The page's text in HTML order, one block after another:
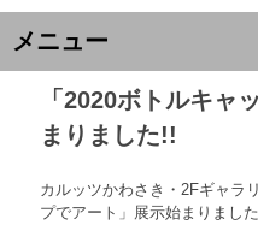
メニュー
「2020ボトルキャ
まりました!!
カルッツかわさき・2Fギャラ
プでアート」展示始まりました